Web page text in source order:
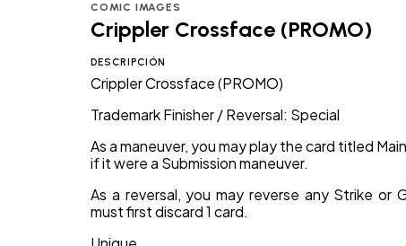
COMIC IMAGES
Crippler Crossface (PROMO)
DESCRIPCIÓN
Crippler Crossface (PROMO)
Trademark Finisher / Reversal: Special
As a maneuver, you may play the card titled
if it were a Submission maneuver.
As a reversal, you may reverse any Strike or
must first discard 1 card.